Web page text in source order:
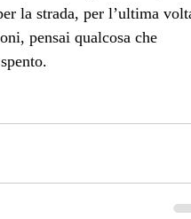
la strada, per l’ultima
pensai qualcosa che